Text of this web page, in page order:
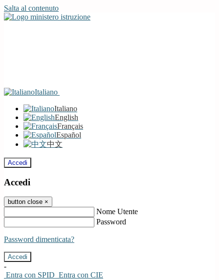
Salta al contenuto
Italiano
Italiano
English
Français
Español
中文
Accedi
Accedi
button close ×
Nome Utente
Password
Password dimenticata?
-
Entra con SPID Entra con CIE